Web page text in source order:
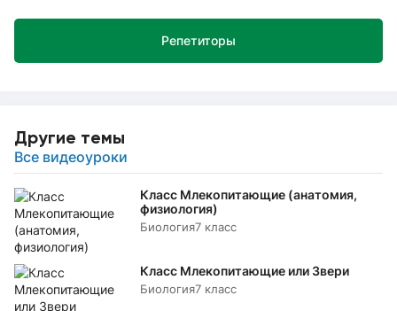
Другие темы
Все видеоуроки
Класс Млекопитающие (анатомия,
физиология)
Биология7 класс
Класс Млекопитающие или Звери
Биология7 класс
Репетиторы